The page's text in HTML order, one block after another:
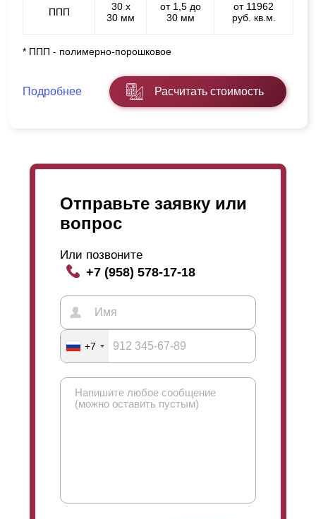
ППП
30 х
30 мм
от 1,5 до
30 мм
от 11962
руб. кв.м.
* ППП - полимерно-порошковое
Подробнее Расчитать стоимость
Отправьте заявку или
вопрос
Или позвоните
+7 (958) 578-17-18
+7